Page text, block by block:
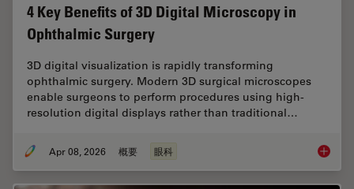
4 Key Benefits of 3D Digital Microscopy in
Ophthalmic Surgery
3D digital visualization is rapidly transforming
ophthalmic surgery. Modern 3D surgical microscopes
enable surgeons to perform procedures using high-
resolution digital displays rather than traditional…
Apr 08, 2026 概要 眼科 4 Key